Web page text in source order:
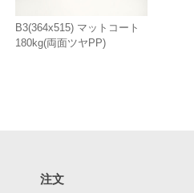
B3(364x515) マットコート
180kg(両面ツヤPP)
注文